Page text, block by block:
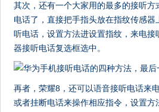
其次，还有一个大家用的最多的接听
电话了，直接把手指头放在指纹传感
听电话，设置方法进设置指纹，来电接
器接听电话复选框选中。
再者，荣耀8，还可以语音接听电话来
或者挂断电话来操作相应指令，设置